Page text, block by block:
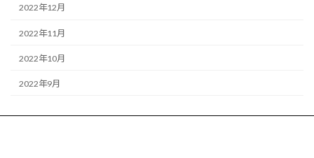
2022年12月
2022年11月
2022年10月
2022年9月